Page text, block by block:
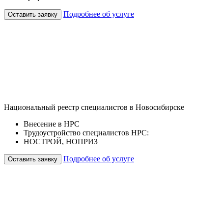
Оставить заявку Подробнее об услуге
Национальный реестр специалистов в Новосибирске
Внесение в НРС
Трудоустройство специалистов НРС:
НОСТРОЙ, НОПРИЗ
Оставить заявку Подробнее об услуге